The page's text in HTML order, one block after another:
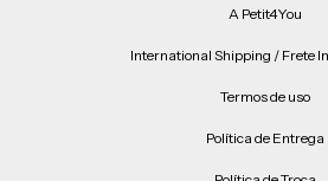
A Petit4You
International Shipping / Frete
Termos de uso
Política de Entrega